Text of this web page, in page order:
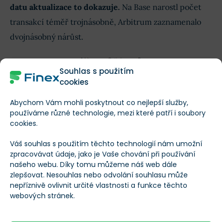
Souhlas s použitím
cookies
Abychom Vám mohli poskytnout co nejlepší služby,
používáme různé technologie, mezi které patří i soubory
cookies.
Váš souhlas s použitím těchto technologií nám umožní
zpracovávat údaje, jako je Vaše chování při používání
našeho webu. Díky tomu můžeme náš web dále
zlepšovat. Nesouhlas nebo odvolání souhlasu může
nepříznivě ovlivnit určité vlastnosti a funkce těchto
webových stránek.
datu aktualizace to dokazuje. Na Base narostl počet
transakcí téměř trojnásobně, Arbitrum zaznamenalo
dvojnásobný nárůst.
Klouzavý 7denní průměr počtu transakcí na Optimismu, Arbitru a
Base